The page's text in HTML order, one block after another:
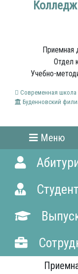
Приемная
Отдел
Учебно-
Современная школа
Буденновский
Меню